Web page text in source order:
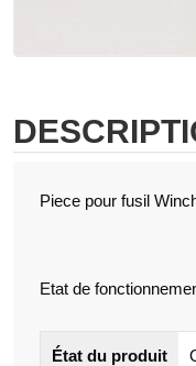
Piece pour fusil
Etat de
État du produit